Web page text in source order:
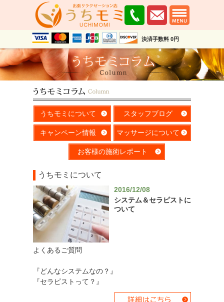
決済手数料 0円
うちモミについて スタッフブログ
キャンペーン情報 マッサージについて
お客様の施術レポート
うちモミについて
2016/12/08
システム＆セラピストに
ついて
よくあるご質問
『どんなシステムなの？』
『セラピストって？』